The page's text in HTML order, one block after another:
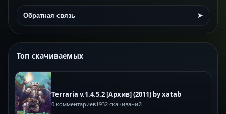
Обратная связь ➤
Топ скачиваемых
Terraria v.1.4.5.2 [Архив] (2011) by xatab
0 комментариев1932 скачиваний